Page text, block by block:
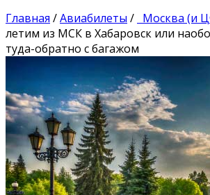
Главная /Авиабилеты / Москва (и
летим из МСК в Хабаровск или
туда-обратно с багажом